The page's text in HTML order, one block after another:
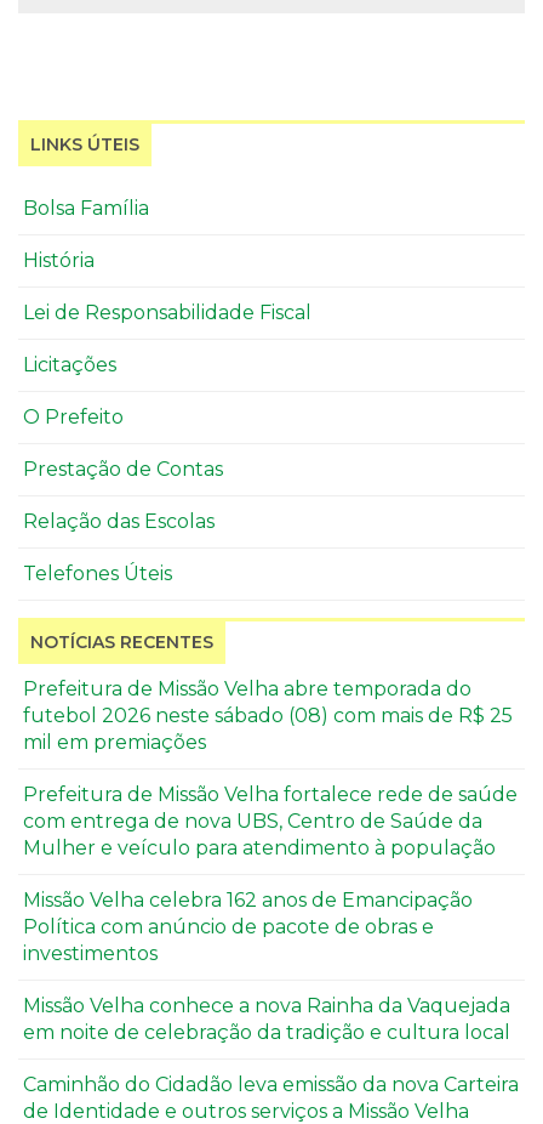
LINKS ÚTEIS
Bolsa Família
História
Lei de Responsabilidade Fiscal
Licitações
O Prefeito
Prestação de Contas
Relação das Escolas
Telefones Úteis
NOTÍCIAS RECENTES
Prefeitura de Missão Velha abre temporada do
futebol 2026 neste sábado (08) com mais de R$ 25
mil em premiações
Prefeitura de Missão Velha fortalece rede de saúde
com entrega de nova UBS, Centro de Saúde da
Mulher e veículo para atendimento à população
Missão Velha celebra 162 anos de Emancipação
Política com anúncio de pacote de obras e
investimentos
Missão Velha conhece a nova Rainha da Vaquejada
em noite de celebração da tradição e cultura local
Caminhão do Cidadão leva emissão da nova Carteira
de Identidade e outros serviços a Missão Velha